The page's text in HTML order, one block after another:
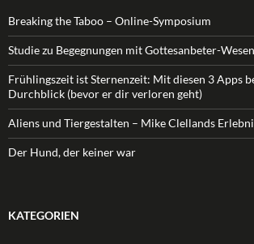
Breaking the Taboo – Online-Symposium
Studie zu Begegnungen mit Gottesanbeter-Wesen
Frühlingszeit ist Sternenzeit: Mit diesen 3 Apps
Durchblick (bevor er dir verloren geht)
Aliens und Tiergestalten – Mike Clellands
Der Hund, der keiner war
KATEGORIEN